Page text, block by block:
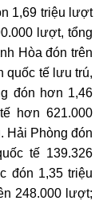
1,69 triệu lượt
lượt, tổng
Hòa đón trên
quốc tế lưu trú,
đón hơn 1,46
hơn 621.000
Hải Phòng đón
tế 139.326
đón 1,35 triệu
248.000 lượt;